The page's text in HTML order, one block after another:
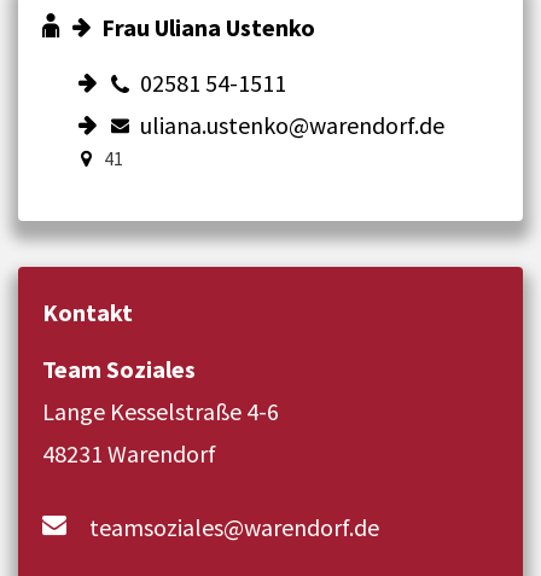
Frau Uliana Ustenko
02581 54-1511
uliana.ustenko@warendorf.de
41
Kontakt
Team Soziales
Lange Kesselstraße 4-6
48231 Warendorf
teamsoziales@warendorf.de